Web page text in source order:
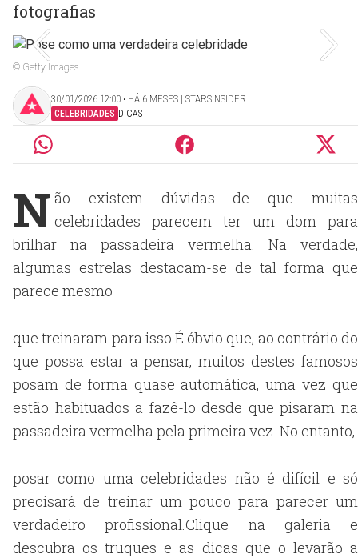
fotografias
© Getty Images
30/01/2026 12:00 ‧ HÁ 6 MESES | STARSINSIDER
CELEBRIDADES DICAS
N ão existem dúvidas de que muitas
celebridades parecem ter um dom para
brilhar na passadeira vermelha. Na verdade,
algumas estrelas destacam-se de tal forma que
parece mesmo
que treinaram para isso.É óbvio que, ao contrário do
que possa estar a pensar, muitos destes famosos
posam de forma quase automática, uma vez que
estão habituados a fazê-lo desde que pisaram na
passadeira vermelha pela primeira vez. No entanto,
posar como uma celebridades não é difícil e só
precisará de treinar um pouco para parecer um
verdadeiro profissional.Clique na galeria e
descubra os truques e as dicas que o levarão a